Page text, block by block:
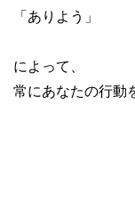
「ありよう」
によって、
常にあなたの行動